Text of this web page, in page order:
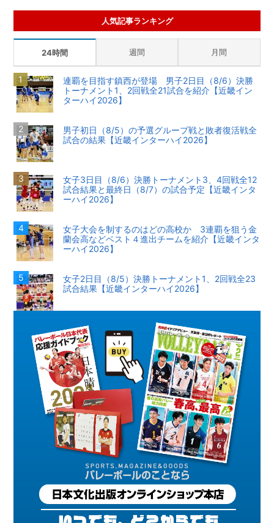
人気記事ランキング
24時間 週間 月間
連覇を目指す鎮西が登場 男子2日目（8/6）決勝
トーナメント1、2回戦全21試合を紹介【近畿イン
ターハイ2026】
男子初日（8/5）の予選グループ戦と敗者復活戦全
試合の結果【近畿インターハイ2026】
女子3日目（8/6）決勝トーナメント3、4回戦全12
試合結果と最終日（8/7）の試合予定【近畿インタ
ーハイ2026】
女子大会を制するのはどの高校か 3連覇を狙う金
蘭会高などベスト４進出チームを紹介【近畿インタ
ーハイ2026】
女子2日目（8/5）決勝トーナメント1、2回戦全23
試合結果【近畿インターハイ2026】